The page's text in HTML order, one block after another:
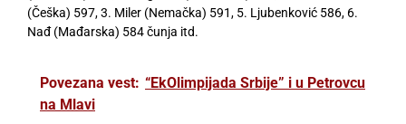
(Češka) 597, 3. Miler (Nemačka) 591, 5. Ljubenković 586, 6.
Nađ (Mađarska) 584 čunja itd.
Povezana vest: “EkOlimpijada Srbije” i u Petrovcu
na Mlavi